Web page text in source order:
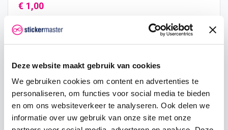
Deze website maakt gebruik van cookies
We gebruiken cookies om content en advertenties te
personaliseren, om functies voor social media te bieden
en om ons websiteverkeer te analyseren. Ook delen we
informatie over uw gebruik van onze site met onze
€ 1,00
Hoeveelheid Eenheid prijs Je bespaart
2 € 0,95 € 0,10